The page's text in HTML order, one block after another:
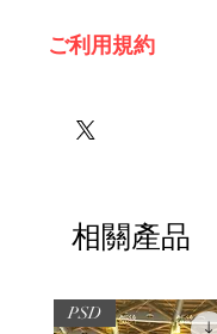
ご利用規約
相關產品
PSD